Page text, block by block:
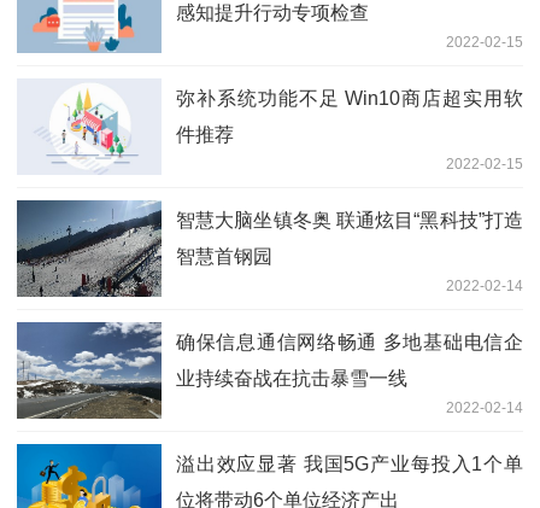
感知提升行动专项检查
2022-02-15
弥补系统功能不足 Win10商店超实用软
件推荐
2022-02-15
智慧大脑坐镇冬奥 联通炫目“黑科技”打造
智慧首钢园
2022-02-14
确保信息通信网络畅通 多地基础电信企
业持续奋战在抗击暴雪一线
2022-02-14
溢出效应显著 我国5G产业每投入1个单
位将带动6个单位经济产出